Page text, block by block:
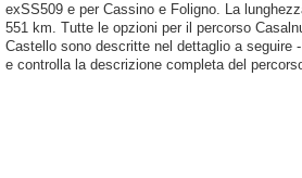
exSS509 e per Cassino e Foligno. La
551 km. Tutte le opzioni per il percorso
Castello sono descritte nel dettaglio a seguire
e controlla la descrizione completa del